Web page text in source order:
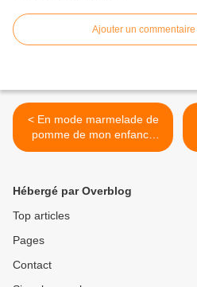
Ajouter un commentaire
< En mode marmelade de
pomme de mon enfance
simple (tante Madeleine) :
Hébergé par Overblog
Top articles
Pages
Contact